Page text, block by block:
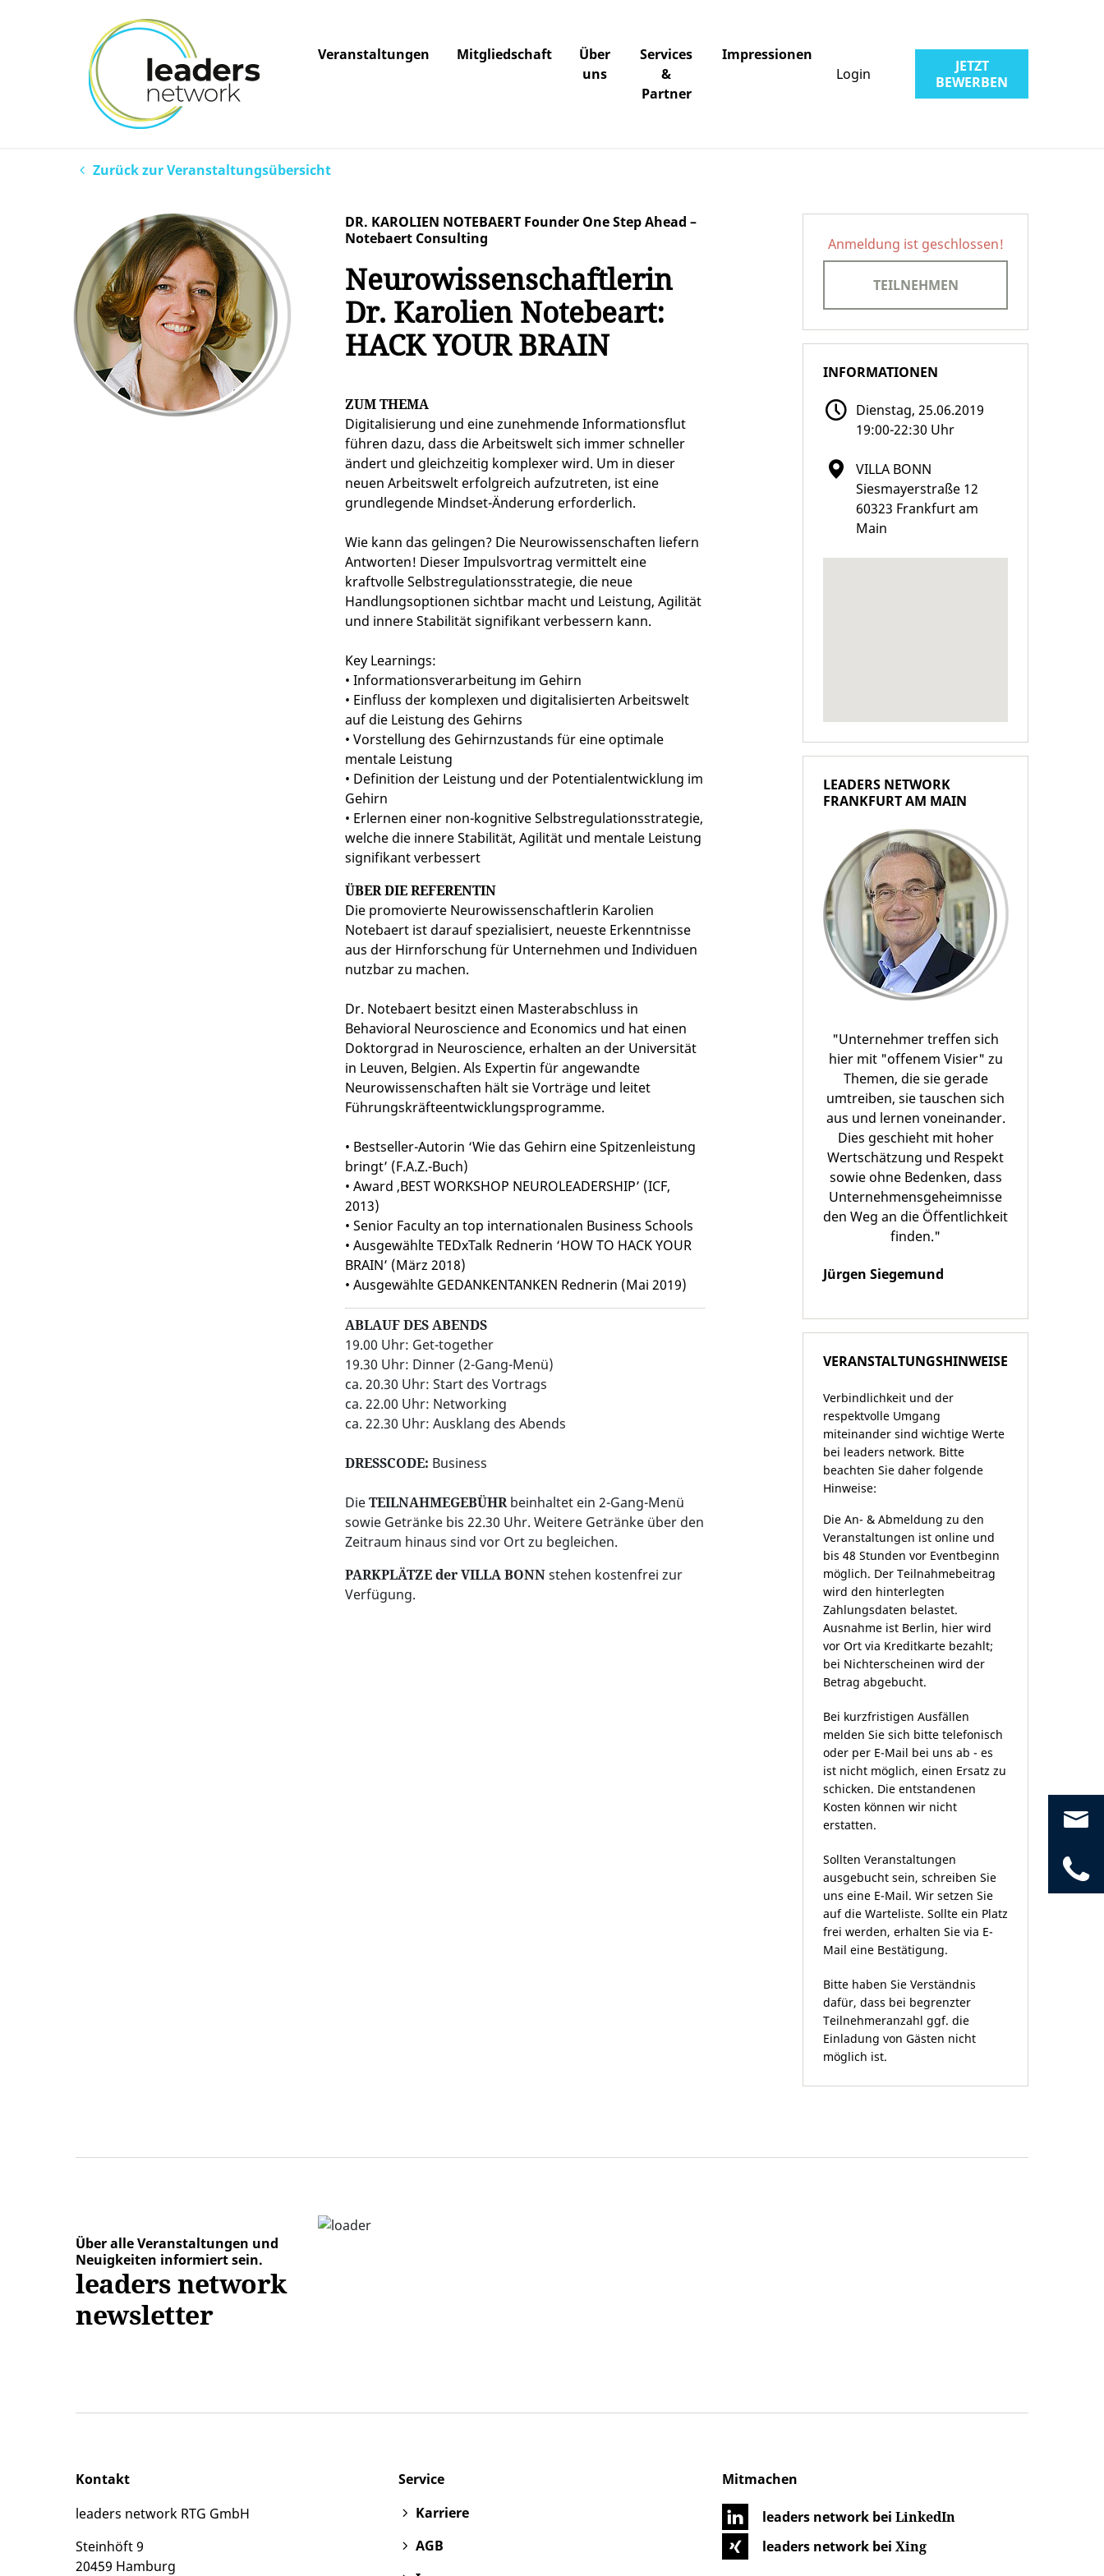
Veranstaltungen Mitgliedschaft
Über
uns
Services
&
Partner
Impressionen
Login
JETZT
BEWERBEN
Zurück zur Veranstaltungsübersicht
DR. KAROLIEN NOTEBAERT Founder One Step Ahead –
Notebaert Consulting
Neurowissenschaftlerin
Dr. Karolien Notebeart:
HACK YOUR BRAIN
ZUM THEMA
Digitalisierung und eine zunehmende Informationsflut
führen dazu, dass die Arbeitswelt sich immer schneller
ändert und gleichzeitig komplexer wird. Um in dieser
neuen Arbeitswelt erfolgreich aufzutreten, ist eine
grundlegende Mindset-Änderung erforderlich.
Wie kann das gelingen? Die Neurowissenschaften liefern
Antworten! Dieser Impulsvortrag vermittelt eine
kraftvolle Selbstregulationsstrategie, die neue
Handlungsoptionen sichtbar macht und Leistung, Agilität
und innere Stabilität signifikant verbessern kann.
Key Learnings:
• Informationsverarbeitung im Gehirn
• Einfluss der komplexen und digitalisierten Arbeitswelt
auf die Leistung des Gehirns
• Vorstellung des Gehirnzustands für eine optimale
mentale Leistung
• Definition der Leistung und der Potentialentwicklung im
Gehirn
• Erlernen einer non-kognitive Selbstregulationsstrategie,
welche die innere Stabilität, Agilität und mentale Leistung
signifikant verbessert
ÜBER DIE REFERENTIN
Die promovierte Neurowissenschaftlerin Karolien
Notebaert ist darauf spezialisiert, neueste Erkenntnisse
aus der Hirnforschung für Unternehmen und Individuen
nutzbar zu machen.
Dr. Notebaert besitzt einen Masterabschluss in
Behavioral Neuroscience and Economics und hat einen
Doktorgrad in Neuroscience, erhalten an der Universität
in Leuven, Belgien. Als Expertin für angewandte
Neurowissenschaften hält sie Vorträge und leitet
Führungskräfteentwicklungsprogramme.
• Bestseller-Autorin ‘Wie das Gehirn eine Spitzenleistung
bringt’ (F.A.Z.-Buch)
• Award ‚BEST WORKSHOP NEUROLEADERSHIP’ (ICF,
2013)
• Senior Faculty an top internationalen Business Schools
• Ausgewählte TEDxTalk Rednerin ‘HOW TO HACK YOUR
BRAIN’ (März 2018)
• Ausgewählte GEDANKENTANKEN Rednerin (Mai 2019)
ABLAUF DES ABENDS
19.00 Uhr: Get-together
19.30 Uhr: Dinner (2-Gang-Menü)
ca. 20.30 Uhr: Start des Vortrags
ca. 22.00 Uhr: Networking
ca. 22.30 Uhr: Ausklang des Abends
DRESSCODE: Business
DieTEILNAHMEGEBÜHRbeinhaltet ein 2-Gang-Menü
sowie Getränke bis 22.30 Uhr. Weitere Getränke über den
Zeitraum hinaus sind vor Ort zu begleichen.
PARKPLÄTZEder VILLA BONNstehen kostenfrei zur
Verfügung.
Anmeldung ist geschlossen!
TEILNEHMEN
INFORMATIONEN
Dienstag, 25.06.2019
19:00-22:30 Uhr
VILLA BONN
Siesmayerstraße 12
60323 Frankfurt am
Main
LEADERS NETWORK
FRANKFURT AM MAIN
"Unternehmer treffen sich
hier mit "offenem Visier" zu
Themen, die sie gerade
umtreiben, sie tauschen sich
aus und lernen voneinander.
Dies geschieht mit hoher
Wertschätzung und Respekt
sowie ohne Bedenken, dass
Unternehmensgeheimnisse
den Weg an die Öffentlichkeit
finden."
Jürgen Siegemund
VERANSTALTUNGSHINWEISE
Verbindlichkeit und der
respektvolle Umgang
miteinander sind wichtige Werte
bei leaders network. Bitte
beachten Sie daher folgende
Hinweise:
Die An- & Abmeldung zu den
Veranstaltungen ist online und
bis 48 Stunden vor Eventbeginn
möglich. Der Teilnahmebeitrag
wird den hinterlegten
Zahlungsdaten belastet.
Ausnahme ist Berlin, hier wird
vor Ort via Kreditkarte bezahlt;
bei Nichterscheinen wird der
Betrag abgebucht.
Bei kurzfristigen Ausfällen
melden Sie sich bitte telefonisch
oder per E-Mail bei uns ab - es
ist nicht möglich, einen Ersatz zu
schicken. Die entstandenen
Kosten können wir nicht
erstatten.
Sollten Veranstaltungen
ausgebucht sein, schreiben Sie
uns eine E-Mail. Wir setzen Sie
auf die Warteliste. Sollte ein Platz
frei werden, erhalten Sie via E-
Mail eine Bestätigung.
Bitte haben Sie Verständnis
dafür, dass bei begrenzter
Teilnehmeranzahl ggf. die
Einladung von Gästen nicht
möglich ist.
Über alle Veranstaltungen und
Neuigkeiten informiert sein.
leaders network
newsletter
Kontakt
leaders network RTG GmbH
Steinhöft 9
20459 Hamburg
Service
Karriere
AGB
Mitmachen
leaders network bei LinkedIn
leaders network bei Xing